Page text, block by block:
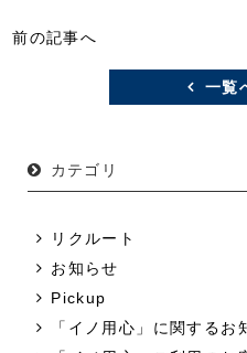
前の記事へ
一覧
カテゴリ
リクルート
お知らせ
Pickup
「イノ用心」に関するお